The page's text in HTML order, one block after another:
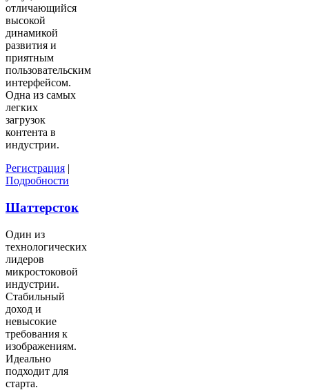
отличающийся
высокой
динамикой
развития и
приятным
пользовательским
интерфейсом.
Одна из самых
легких
загрузок
контента в
индустрии.
Регистрация |
Подробности
Шаттерсток
Один из
технологических
лидеров
микростоковой
индустрии.
Стабильный
доход и
невысокие
требования к
изображениям.
Идеально
подходит для
старта.